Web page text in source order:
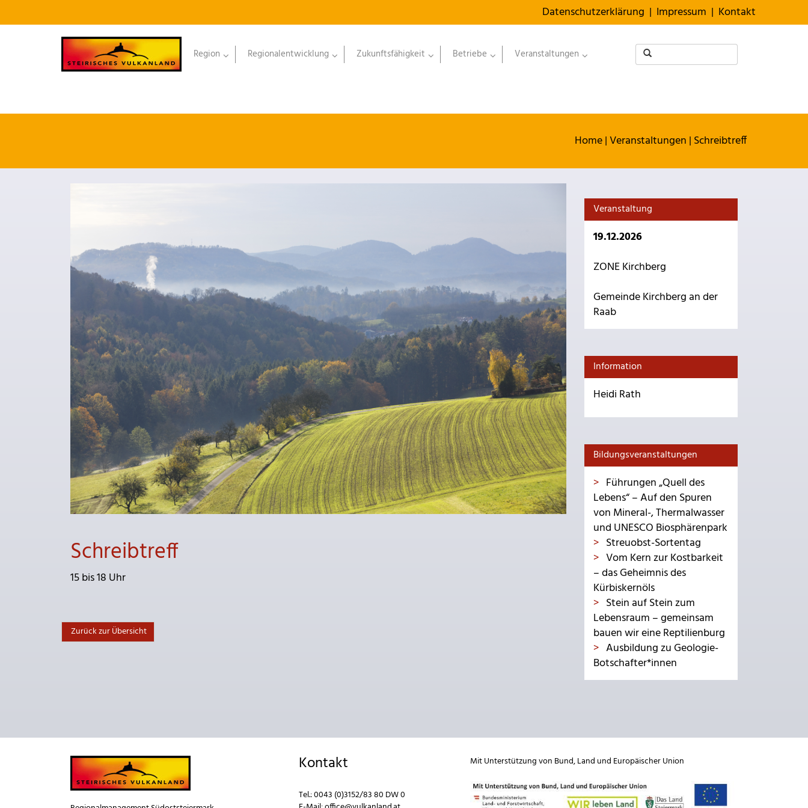
Datenschutzerklärung | Impressum | Kontakt
Region Regionalentwicklung Zukunftsfähigkeit Betriebe Veranstaltungen
Home|Veranstaltungen | Schreibtreff
Schreibtreff
15 bis 18 Uhr
Zurück zur Übersicht
Veranstaltung
19.12.2026
ZONE Kirchberg
Gemeinde Kirchberg an der
Raab
Information
Heidi Rath
Bildungsveranstaltungen
Führungen „Quell des
Lebens“ – Auf den Spuren
von Mineral-, Thermalwasser
und UNESCO Biosphärenpark
Streuobst-Sortentag
Vom Kern zur Kostbarkeit
– das Geheimnis des
Kürbiskernöls
Stein auf Stein zum
Lebensraum – gemeinsam
bauen wir eine Reptilienburg
Ausbildung zu Geologie-
Botschafter*innen
Kontakt
Tel.:0043 (0)3152/83 80 DW 0
Mit Unterstützung von Bund,Land und Europäischer Union